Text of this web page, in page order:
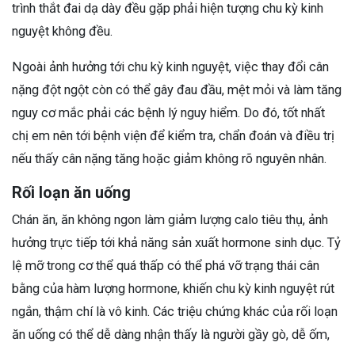
trình thắt đai dạ dày đều gặp phải hiện tượng chu kỳ kinh
nguyệt không đều.
Ngoài ảnh hưởng tới chu kỳ kinh nguyệt, việc thay đổi cân
nặng đột ngột còn có thể gây đau đầu, mệt mỏi và làm tăng
nguy cơ mắc phải các bệnh lý nguy hiểm. Do đó, tốt nhất
chị em nên tới bệnh viện để kiểm tra, chẩn đoán và điều trị
nếu thấy cân nặng tăng hoặc giảm không rõ nguyên nhân.
Rối loạn ăn uống
Chán ăn, ăn không ngon làm giảm lượng calo tiêu thụ, ảnh
hưởng trực tiếp tới khả năng sản xuất hormone sinh dục. Tỷ
lệ mỡ trong cơ thể quá thấp có thể phá vỡ trạng thái cân
bằng của hàm lượng hormone, khiến chu kỳ kinh nguyệt rút
ngắn, thậm chí là vô kinh. Các triệu chứng khác của rối loạn
ăn uống có thể dễ dàng nhận thấy là người gầy gò, dễ ốm,